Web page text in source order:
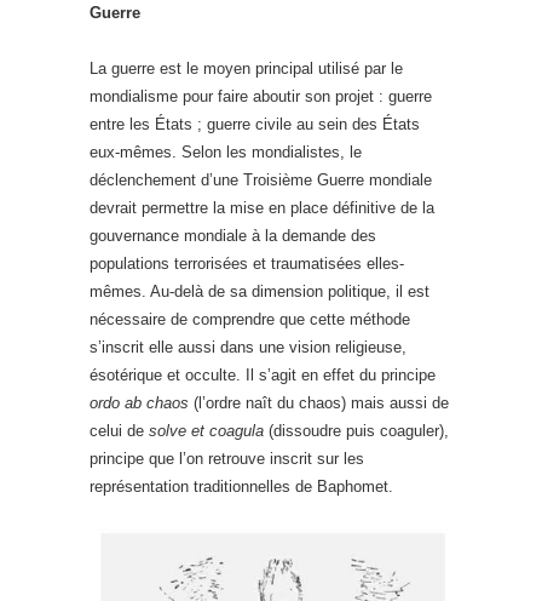
Guerre
La guerre est le moyen principal utilisé par le
mondialisme pour faire aboutir son projet : guerre
entre les États ; guerre civile au sein des États
eux-mêmes. Selon les mondialistes, le
déclenchement d’une Troisième Guerre mondiale
devrait permettre la mise en place définitive de la
gouvernance mondiale à la demande des
populations terrorisées et traumatisées elles-
mêmes. Au-delà de sa dimension politique, il est
nécessaire de comprendre que cette méthode
s’inscrit elle aussi dans une vision religieuse,
ésotérique et occulte. Il s’agit en effet du principe
ordo ab chaos (l’ordre naît du chaos) mais aussi de
celui de solve et coagula (dissoudre puis coaguler),
principe que l’on retrouve inscrit sur les
représentation traditionnelles de Baphomet.